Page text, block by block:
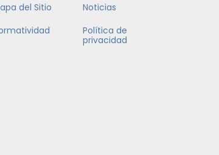
del Sitio
Noticias
Política de
privacidad